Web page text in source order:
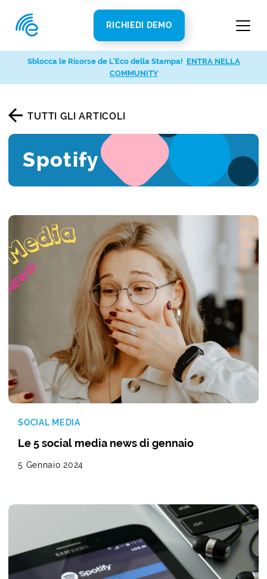
RICHIEDI DEMO
TUTTI GLI ARTICOLI
Spotify
SOCIAL MEDIA
Le 5 social media news di gennaio
5 Gennaio 2024
Sblocca le Risorse de L’Eco della Stampa! ENTRA NELLA
COMMUNITY